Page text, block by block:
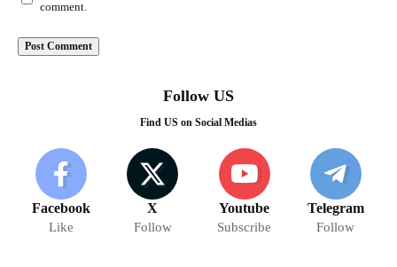
comment.
Follow US
Find US on Social Medias
Facebook
Like
X
Follow
Youtube
Subscribe
Telegram
Follow